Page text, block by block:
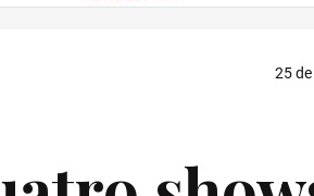
25